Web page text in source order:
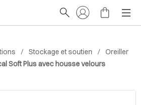
Stockage et soutien
Oreiller
Soft Plus avec housse velours